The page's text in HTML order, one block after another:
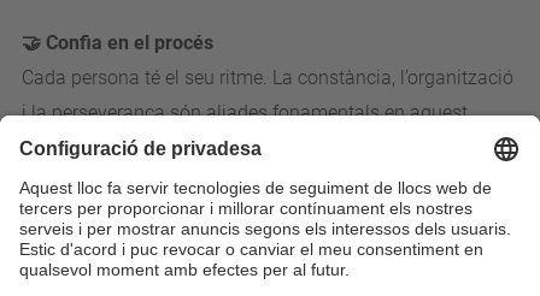
🤝 Confia en el procés
Cada persona té el seu ritme. La constància, l’organització
i la perseverança són aliades fonamentals en aquest
camí.